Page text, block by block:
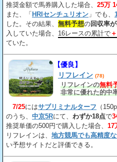
推奨金額で馬券購入した場合、 25万
また、「 HRIセンチュリオン 」でも、
した。その結果、 無料予想の回収率
入していた場合、 16レースの累計で
ていた。
【優良】
リフレイン (78)
リフレインの無料
非常に優れた的中
7/25にはサブリミナルターフ （
のうち、 中京5Rにて、 わずか18点で
推奨単価の500円で購入した場合、 17
リフレインは、 地方競馬でも高精度
い予想サイトだと評価できる。